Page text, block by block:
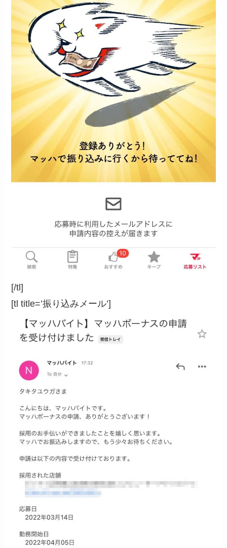
[/tl]
[tl title=’振り込みメール’]